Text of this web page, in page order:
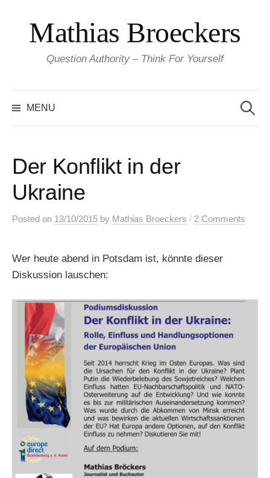
content
Mathias Broeckers
Question Authority – Think For Yourself
MENU
for:
Der Konflikt in der
Ukraine
Posted on 13/10/2015 by Mathias Broeckers / 2 Comments
Wer heute abend in Potsdam ist, könnte dieser
Diskussion lauschen: